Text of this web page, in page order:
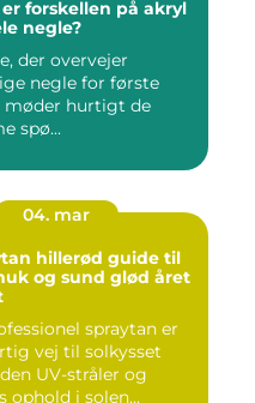
er forskellen på akryl
negle?
der overvejer
negle for første
møder hurtigt de
spø...
04. mar
hillerød guide til
og sund glød året
spraytan er
vej til solkysset
UV-stråler og
ophold i solen...